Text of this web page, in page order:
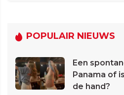
POPULAIR NIEUWS
Een
Panama of
de hand?